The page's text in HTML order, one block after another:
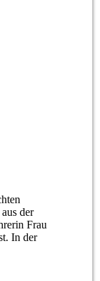
der
Frau
In der